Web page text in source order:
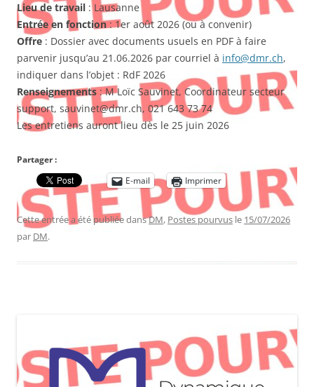
Lieu de travail : Lausanne
Entrée en fonction: 1er août 2026 (ou à convenir)
Offre : Dossier avec documents usuels en PDF à faire
parvenir jusqu’au 21.06.2026 par courriel à info@dmr.ch,
indiquer dans l’objet : RdF 2026
Renseignements: M Loïc Sauvinet, Coordinateur secteur
support, sauvinet@dmr.ch, 021 643 73 74
Les entretiens auront lieu dès le 25 juin 2026
Partager :
E-mail
Imprimer
Cette entrée a été publiée dansDM, Postes pourvus le 15/07/2026
par DM.